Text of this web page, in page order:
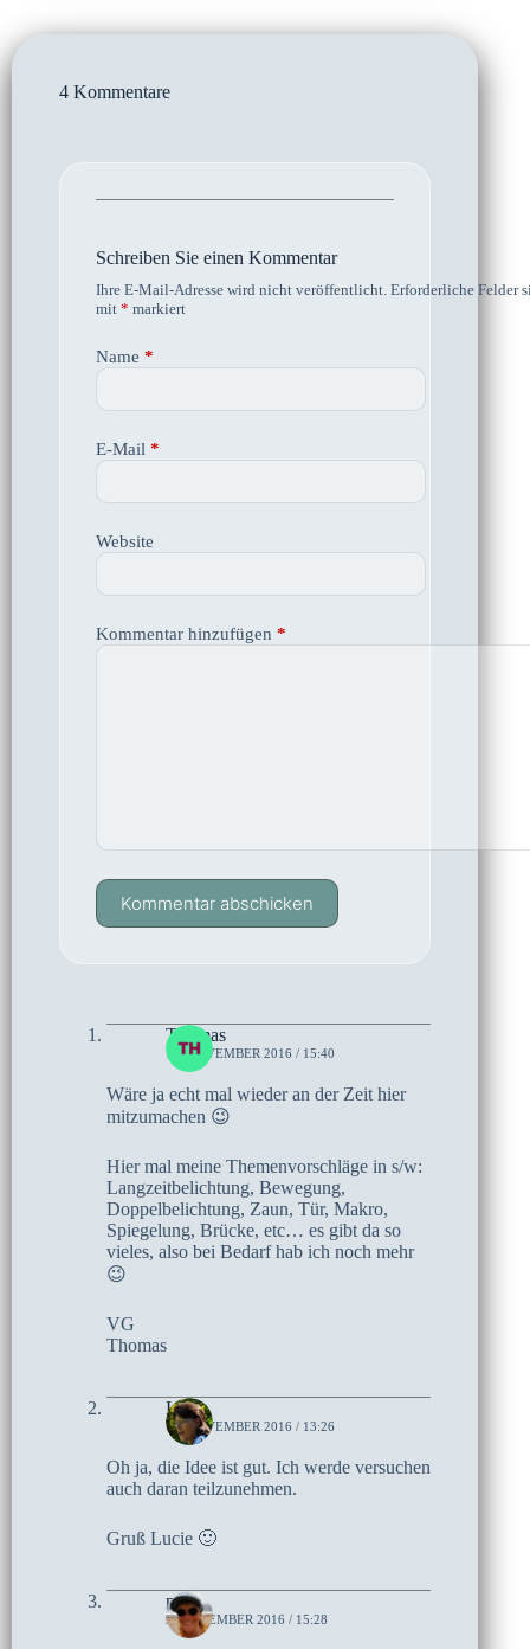
4 Kommentare
Schreiben Sie einen Kommentar
Ihre E-Mail-Adresse wird nicht veröffentlicht. Erforderliche Felder
mit * markiert
Name *
E-Mail *
Website
Kommentar hinzufügen *
Kommentar abschicken
Thomas
14. NOVEMBER 2016 / 15:40
Wäre ja echt mal wieder an der Zeit hier
mitzumachen 😉
Hier mal meine Themenvorschläge in s/w:
Langzeitbelichtung, Bewegung,
Doppelbelichtung, Zaun, Tür, Makro,
Spiegelung, Brücke, etc… es gibt da so
vieles, also bei Bedarf hab ich noch mehr
😉
VG
Thomas
Lucie
12. NOVEMBER 2016 / 13:26
Oh ja, die Idee ist gut. Ich werde versuchen
auch daran teilzunehmen.
Gruß Lucie 🙂
moni
9. NOVEMBER 2016 / 15:28